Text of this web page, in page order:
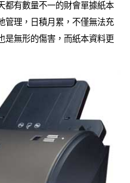
都有數量不一的財會單據紙本
管理，日積月累，不僅無法充
是無形的傷害，而紙本資料更